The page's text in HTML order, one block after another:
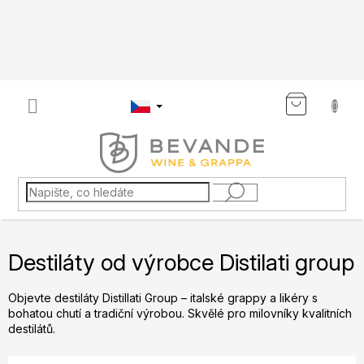
Destiláty od výrobce Distilati group
Objevte destiláty Distillati Group – italské grappy a likéry s
bohatou chutí a tradiční výrobou. Skvělé pro milovníky kvalitních
destilátů.